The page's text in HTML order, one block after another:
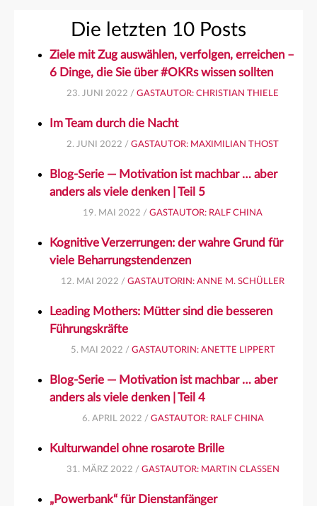
Die letzten 10 Posts
Ziele mit Zug auswählen, verfolgen, erreichen –
6 Dinge, die Sie über #OKRs wissen sollten
23. JUNI 2022 / GASTAUTOR: CHRISTIAN THIELE
Im Team durch die Nacht
2. JUNI 2022 / GASTAUTOR: MAXIMILIAN THOST
Blog-Serie — Motivation ist machbar … aber
anders als viele denken | Teil 5
19. MAI 2022 / GASTAUTOR: RALF CHINA
Kognitive Verzerrungen: der wahre Grund für
viele Beharrungstendenzen
12. MAI 2022 / GASTAUTORIN: ANNE M. SCHÜLLER
Leading Mothers: Mütter sind die besseren
Führungskräfte
5. MAI 2022 / GASTAUTORIN: ANETTE LIPPERT
Blog-Serie — Motivation ist machbar … aber
anders als viele denken | Teil 4
6. APRIL 2022 / GASTAUTOR: RALF CHINA
Kulturwandel ohne rosarote Brille
31. MÄRZ 2022 / GASTAUTOR: MARTIN CLASSEN
„Powerbank“ für Dienstanfänger